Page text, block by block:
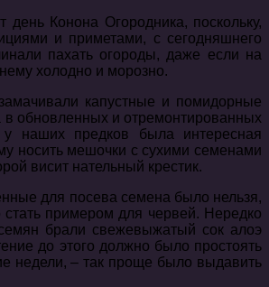
день Конона Огородника, поскольку,
и приметами, с сегодняшнего
пахать огороды, даже если на
холодно и морозно.
капустные и помидорные
в обновленных и отремонтированных
у наших предков была интересная
носить мешочки с сухими семенами
висит нательный крестик.
для посева семена было нельзя,
примером для червей. Нередко
брали свежевыжатый сок алоэ
до этого должно было простоять
недели, – так проще было выдавить